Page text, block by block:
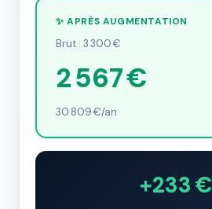
✨ APRÈS AUGMENTATION
Brut : 3 300 €
2 567 €
30 809 €/an
+233 €